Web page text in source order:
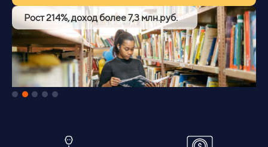
Рост 214%, доход более 7,3 млн.руб.